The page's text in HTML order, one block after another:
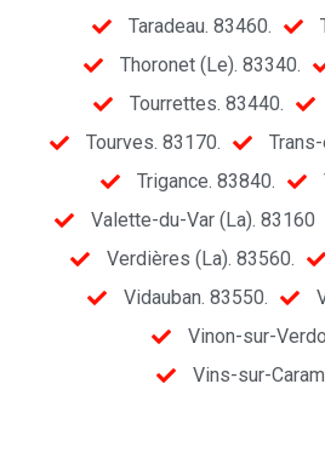
Taradeau. 83460.
Thoronet (Le). 83340.
Tourrettes. 83440.
Tourves. 83170.
Trigance. 83840.
Valette-du-Var (La). 83160
Verdières (La). 83560.
Vidauban. 83550.
Vinon-sur-
Vins-sur-